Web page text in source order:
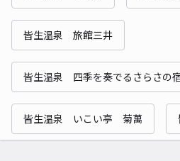
皆生温泉 旅館三井
皆生温泉 四季を奏でるさらさの
皆生温泉 いこい亭 菊萬